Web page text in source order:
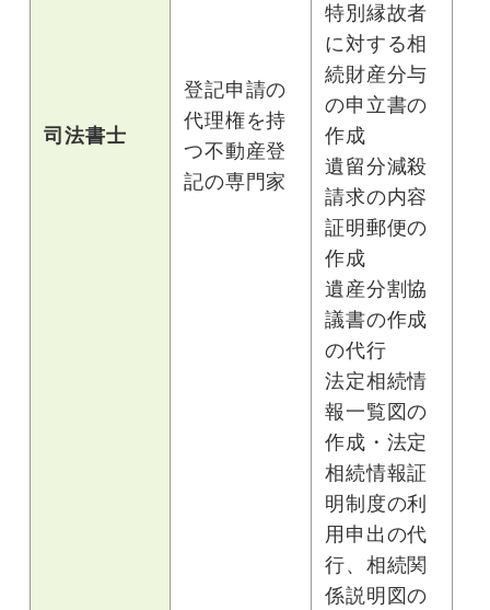
司法書士
登記申請の
代理権を持
つ不動産登
記の専門家
特別縁故者
に対する相
続財産分与
の申立書の
作成
遺留分減殺
請求の内容
証明郵便の
作成
遺産分割協
議書の作成
の代行
法定相続情
報一覧図の
作成・法定
相続情報証
明制度の利
用申出の代
行、相続関
係説明図の